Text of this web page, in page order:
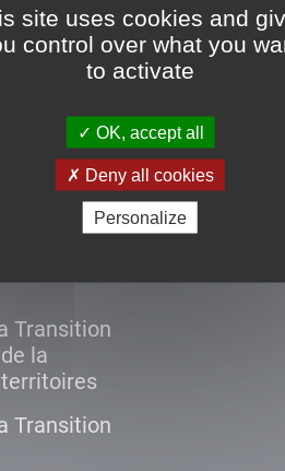
site uses cookies and
control over what you
to activate
OK, accept all
Deny all cookies
Personalize
attestant l'obtention du
financier
traitance
annuels
Transition
la
Transition